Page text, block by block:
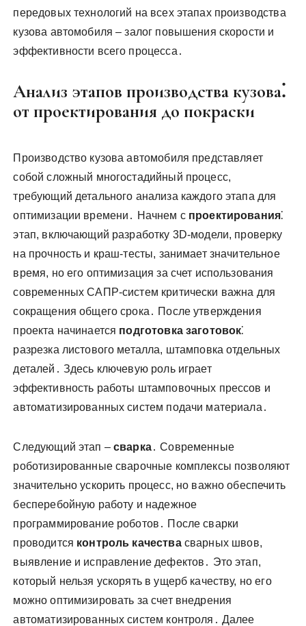
передовых технологий на всех этапах производства
кузова автомобиля – залог повышения скорости и
эффективности всего процесса․
Анализ этапов производства кузова⁚
от проектирования до покраски
Производство кузова автомобиля представляет
собой сложный многостадийный процесс,
требующий детального анализа каждого этапа для
оптимизации времени․ Начнем с проектирования⁚
этап, включающий разработку 3D-модели, проверку
на прочность и краш-тесты, занимает значительное
время, но его оптимизация за счет использования
современных САПР-систем критически важна для
сокращения общего срока․ После утверждения
проекта начинается подготовка заготовок⁚
разрезка листового металла, штамповка отдельных
деталей․ Здесь ключевую роль играет
эффективность работы штамповочных прессов и
автоматизированных систем подачи материала․
Следующий этап –сварка․ Современные
роботизированные сварочные комплексы позволяют
значительно ускорить процесс, но важно обеспечить
бесперебойную работу и надежное
программирование роботов․ После сварки
проводится контроль качествасварных швов,
выявление и исправление дефектов․ Это этап,
который нельзя ускорять в ущерб качеству, но его
можно оптимизировать за счет внедрения
автоматизированных систем контроля․ Далее